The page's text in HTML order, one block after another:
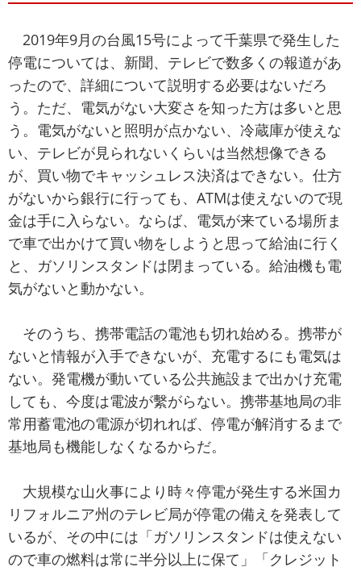
2019年9月の台風15号によって千葉県で発生した
停電については、新聞、テレビで数多くの報道があ
ったので、詳細について説明する必要はないだろ
う。ただ、電気がない大変さを知った方は多いと思
う。電気がないと照明が点かない、冷蔵庫が使えな
い、テレビが見られないくらいは当然想像できる
が、買い物でキャッシュレス決済はできない。仕方
がないから銀行に行っても、ATMは使えないので現
金は手に入らない。ならば、電気が来ている場所ま
で車で出かけて買い物をしようと思って給油に行く
と、ガソリンスタンドは閉まっている。給油機も電
気がないと動かない。
そのうち、携帯電話の電池も切れ始める。携帯が
ないと情報が入手できないが、充電するにも電気は
ない。発電機が動いている公共施設まで出かけ充電
しても、今度は電波が繫がらない。携帯基地局の非
常用蓄電池の電源が切れれば、停電が解消するまで
基地局も機能しなくなるからだ。
大規模な山火事により時々停電が発生する米国カ
リフォルニア州のテレビ局が停電の備えを発表して
いるが、その中には「ガソリンスタンドは使えない
ので車の燃料は常に半分以上に保て」「クレジット